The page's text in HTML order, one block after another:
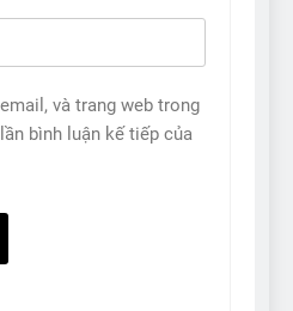
và trang web trong
bình luận kế tiếp của